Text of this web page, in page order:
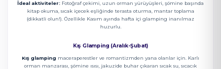
İdeal aktiviteler: Fotoğraf çekimi, uzun orman yürüyüşleri, şömine başında
kitap okuma, sıcak içecek eşliğinde terasta oturma, mantar toplama
(dikkatli olun!). Özellikle Kasım ayında hafta içi glamping inanılmaz
huzurlu.
Kış Glamping (Aralık-Şubat)
Kış glamping maceraperestler ve romantizmden yana olanlar için. Karlı
orman manzarası, şömine ısısı, jakuzide buhar çıkaran sıcak su, sıcacık